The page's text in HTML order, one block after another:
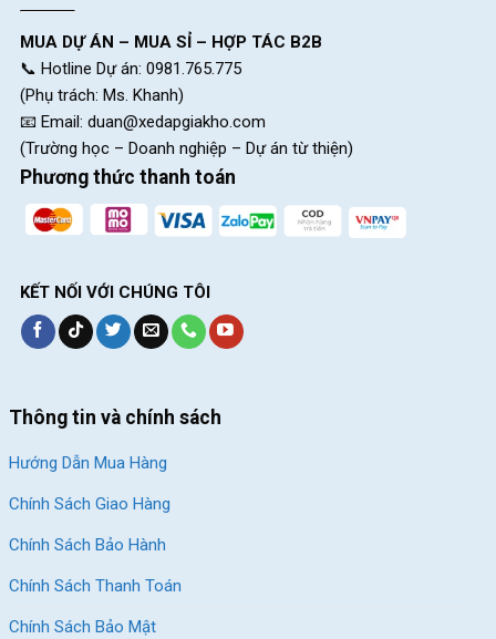
MUA DỰ ÁN – MUA SỈ – HỢP TÁC B2B
📞 Hotline Dự án: 0981.765.775
(Phụ trách: Ms. Khanh)
📧 Email: duan@xedapgiakho.com
(Trường học – Doanh nghiệp – Dự án từ thiện)
Phương thức thanh toán
KẾT NỐI VỚI CHÚNG TÔI
Thông tin và chính sách
Hướng Dẫn Mua Hàng
Chính Sách Giao Hàng
Chính Sách Bảo Hành
Chính Sách Thanh Toán
Chính Sách Bảo Mật